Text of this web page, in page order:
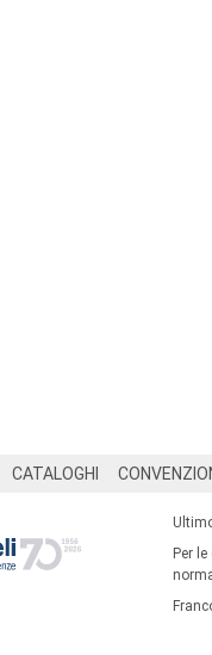
CATALOGHI
Per